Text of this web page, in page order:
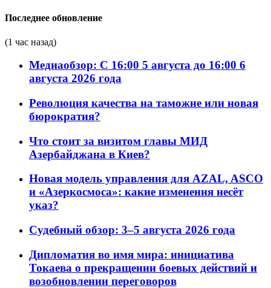
Последнее обновление
(1 час назад)
Медиаобзор: С 16:00 5 августа до 16:00 6
августа 2026 года
Революция качества на таможне или новая
бюрократия?
Что стоит за визитом главы МИД
Азербайджана в Киев?
Новая модель управления для AZAL, ASCO
и «Азеркосмоса»: какие изменения несёт
указ?
Судебный обзор: 3–5 августа 2026 года
Дипломатия во имя мира: инициатива
Токаева о прекращении боевых действий и
возобновлении переговоров